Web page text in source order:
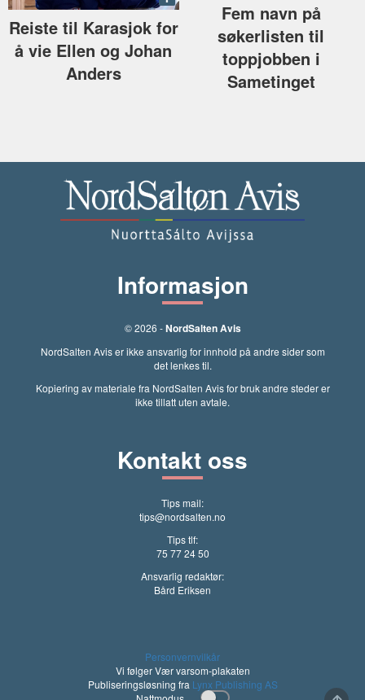
Reiste til Karasjok for
å vie Ellen og Johan
Anders
Fem navn på
søkerlisten til
toppjobben i
Sametinget
Informasjon
© 2026 -NordSalten Avis
NordSalten Avis er ikke ansvarlig for innhold på andre sider som
det lenkes til.
Kopiering av materiale fra NordSalten Avis for bruk andre steder er
ikke tillatt uten avtale.
Kontakt oss
Tips mail:
tips@nordsalten.no
Tips tlf:
75 77 24 50
Ansvarlig redaktør:
Bård Eriksen
Personvernvilkår
Vi følger Vær varsom-plakaten
Publiseringsløsning fra Lynx Publishing AS